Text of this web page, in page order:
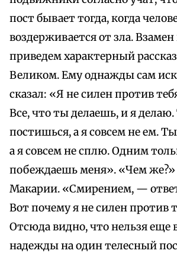
пост бывает тогда, когда
воздерживается от зла. Взамен
приведем характерный
Великом. Ему однажды сам
сказал: «Я не силен против
Все, что ты делаешь, и я
постишься, а я совсем не ем.
а я совсем не сплю. Одним
побеждаешь меня». «Чем
Макарии. «Смирением, —
Вот почему я не силен против
Отсюда видно, что нельзя еще
надежды на один телесный